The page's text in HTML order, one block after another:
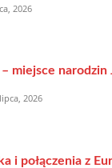
2026
miejsce narodzin
2026
i połączenia z